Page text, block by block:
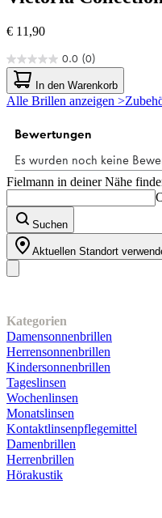
€ 11,90
0.0 (0)
0.0
von
5
Sternen.
In den Warenkorb
Alle Brillen anzeigen >
Fielmann in deiner Nähe
Suchen
Aktuellen Standort
Kategorien
Damensonnenbrillen
Herrensonnenbrillen
Kindersonnenbrillen
Tageslinsen
Wochenlinsen
Monatslinsen
Kontaktlinsenpflegemittel
Damenbrillen
Herrenbrillen
Hörakustik